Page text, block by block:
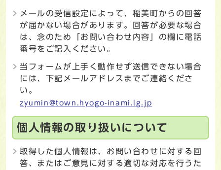
メールの受信設定によって、稲美町からの回答
が届かない場合があります。回答が必要な場合
は、念のため「お問い合わせ内容」の欄に電話
番号をご記入ください。
当フォームが上手く動作せず送信できない場合
には、下記メールアドレスまでご連絡くださ
い。
zyumin@town.hyogo-inami.lg.jp
個人情報の取り扱いについて
取得した個人情報は、お問い合わせに対する回
答、またはご意見に対する適切な対応を行うた